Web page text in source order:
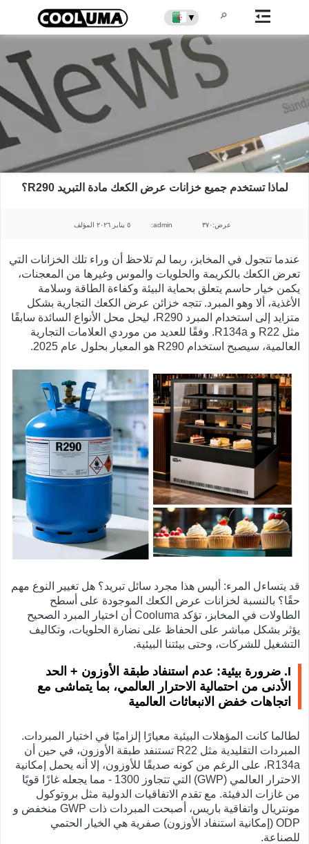
▼
لماذا تستخدم جميع خزانات عرض الكعك مادة التبريد R290؟
٥ يناير ٢٠٢٦ المؤلف:admin عرض:٣٧٠
عندما تتجول في المخابز، ربما لم تلاحظ أن وراء تلك الخزانات التي
تعرض الكعك بالكريمة والحلويات والموس وغيرها من المعجنات،
يكمن خيار حاسم يتعلق بحماية البيئة وكفاءة الطاقة وسلامة
الأغذية، ألا وهو المبرد. تتجه خزائن عرض الكعك التجارية بشكل
متزايد إلى استخدام المبرد R290، ليحل محل الأنواع السائدة سابقًا
مثل R22 و R134a. وفقًا للعديد من موردي العلامات التجارية
العالمية، سيصبح استخدام R290 هو المعيار بحلول عام 2025.
قد يتساءل المرء: أليس هذا مجرد سائل تبريد؟ هل تغيير النوع مهم
حقًا؟ بالنسبة لخزانات عرض الكعك الموجودة على أسطح
الطاولات في المخابز، تؤكد Cooluma أن اختيار المبرد الصحيح
يؤثر بشكل مباشر على الحفاظ على نضارة الحلويات، وتكاليف
التشغيل للشركات، وحتى بيئتنا البيئية.
I. ضرورة بيئية: عدم استنفاد طبقة الأوزون + الحد
الأدنى من احتمالية الاحترار العالمي، بما يتماشى مع
اتجاهات خفض الانبعاثات العالمية
لطالما كانت المؤهلات البيئية معيارًا إلزاميًا في اختيار المبردات.
المبردات التقليدية مثل R22 تستنفد طبقة الأوزون، في حين أن
R134a، على الرغم من كونه صديقًا للأوزون، إلا أنه يحمل إمكانية
الاحترار العالمي (GWP) التي تتجاوز 1300 - مما يجعله غازًا قويًا
من غازات الدفيئة. مع تقدم الاتفاقيات الدولية مثل بروتوكول
مونتريال واتفاقية باريس، أصبحت المبردات ذات GWP منخفض و
ODP (إمكانية استنفاد الأوزون) صفرية هي الخيار الحتمي
للصناعة.